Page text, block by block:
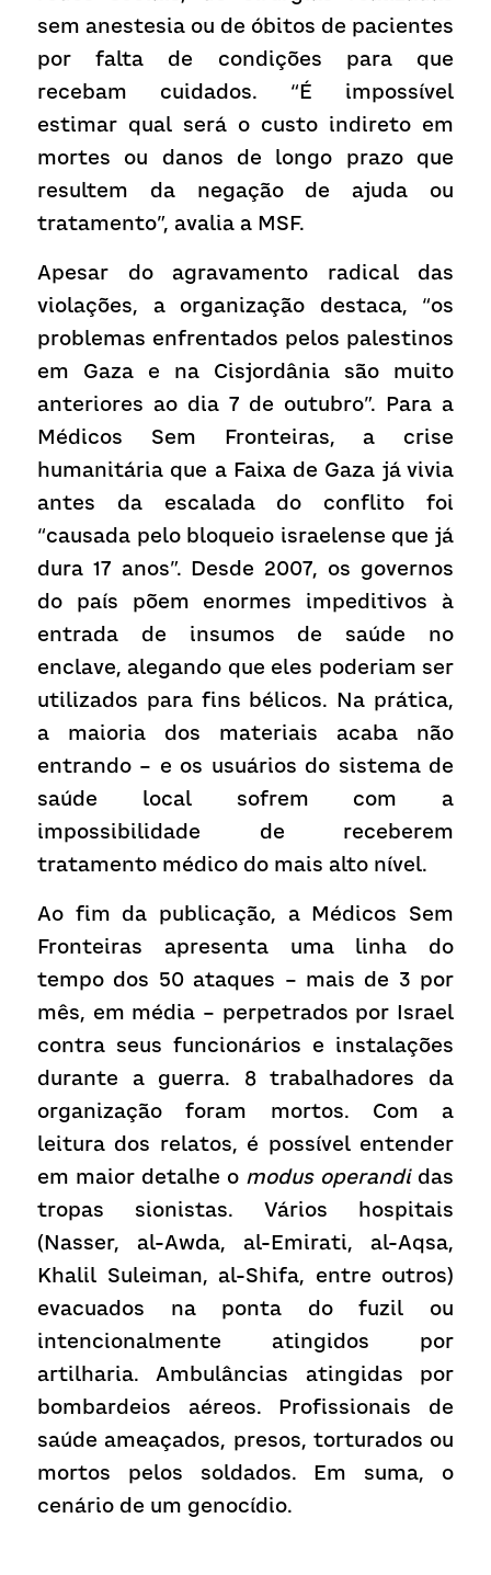
sem anestesia ou de óbitos de pacientes
por falta de condições para que
recebam cuidados. “É impossível
estimar qual será o custo indireto em
mortes ou danos de longo prazo que
resultem da negação de ajuda ou
tratamento”, avalia a MSF.
Apesar do agravamento radical das
violações, a organização destaca, “os
problemas enfrentados pelos palestinos
em Gaza e na Cisjordânia são muito
anteriores ao dia 7 de outubro”. Para a
Médicos Sem Fronteiras, a crise
humanitária que a Faixa de Gaza já vivia
antes da escalada do conflito foi
“causada pelo bloqueio israelense que já
dura 17 anos”. Desde 2007, os governos
do país põem enormes impeditivos à
entrada de insumos de saúde no
enclave, alegando que eles poderiam ser
utilizados para fins bélicos. Na prática,
a maioria dos materiais acaba não
entrando – e os usuários do sistema de
saúde local sofrem com a
impossibilidade de receberem
tratamento médico do mais alto nível.
Ao fim da publicação, a Médicos Sem
Fronteiras apresenta uma linha do
tempo dos 50 ataques – mais de 3 por
mês, em média – perpetrados por Israel
contra seus funcionários e instalações
durante a guerra. 8 trabalhadores da
organização foram mortos. Com a
leitura dos relatos, é possível entender
em maior detalhe o modus operandi das
tropas sionistas. Vários hospitais
(Nasser, al-Awda, al-Emirati, al-Aqsa,
Khalil Suleiman, al-Shifa, entre outros)
evacuados na ponta do fuzil ou
intencionalmente atingidos por
artilharia. Ambulâncias atingidas por
bombardeios aéreos. Profissionais de
saúde ameaçados, presos, torturados ou
mortos pelos soldados. Em suma, o
cenário de um genocídio.